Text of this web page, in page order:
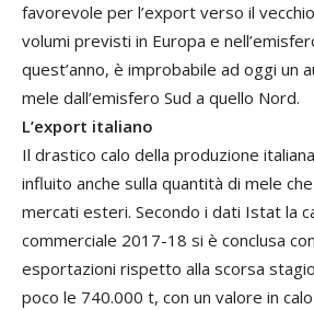
favorevole per l’export verso il
volumi previsti in Europa e
quest’anno, è improbabile ad oggi un
mele dall’emisfero Sud a quello Nord.
L’export italiano
Il drastico calo della produzione
influito anche sulla quantità di mele
mercati esteri. Secondo i dati Istat la
commerciale 2017-18 si è conclusa
esportazioni rispetto alla scorsa
poco le 740.000 t, con un valore in